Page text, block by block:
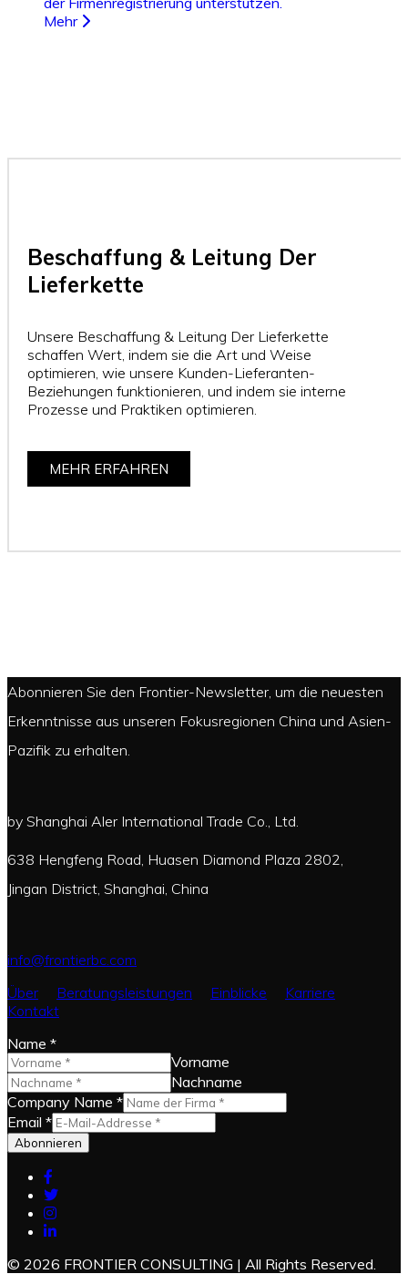
Mehr
Beschaffung & Leitung Der
Lieferkette
Unsere Beschaffung & Leitung Der Lieferkette
schaffen Wert, indem sie die Art und Weise
optimieren, wie unsere Kunden-Lieferanten-
Beziehungen funktionieren, und indem sie interne
Prozesse und Praktiken optimieren.
MEHR ERFAHREN
Abonnieren Sie den Frontier-Newsletter, um die neuesten
Erkenntnisse aus unseren Fokusregionen China und Asien-
Pazifik zu erhalten.
by Shanghai Aler International Trade Co., Ltd.
638 Hengfeng Road, Huasen Diamond Plaza 2802,
Jingan District, Shanghai, China
info@frontierbc.com
Über
Beratungsleistungen Einblicke
Karriere
Kontakt
Name *
Vorname
Nachname
Company Name *
Email *
Abonnieren
© 2026 FRONTIER CONSULTING | All Rights Reserved.